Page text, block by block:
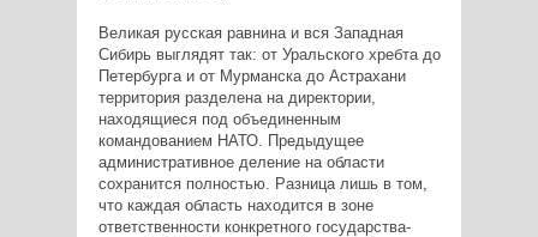
Великая русская равнина и вся Западная
Сибирь выглядят так: от Уральского хребта до
Петербурга и от Мурманска до Астрахани
территория разделена на директории,
находящиеся под объединенным
командованием НАТО. Предыдущее
административное деление на области
сохранится полностью. Разница лишь в том,
что каждая область находится в зоне
ответственности конкретного государства-